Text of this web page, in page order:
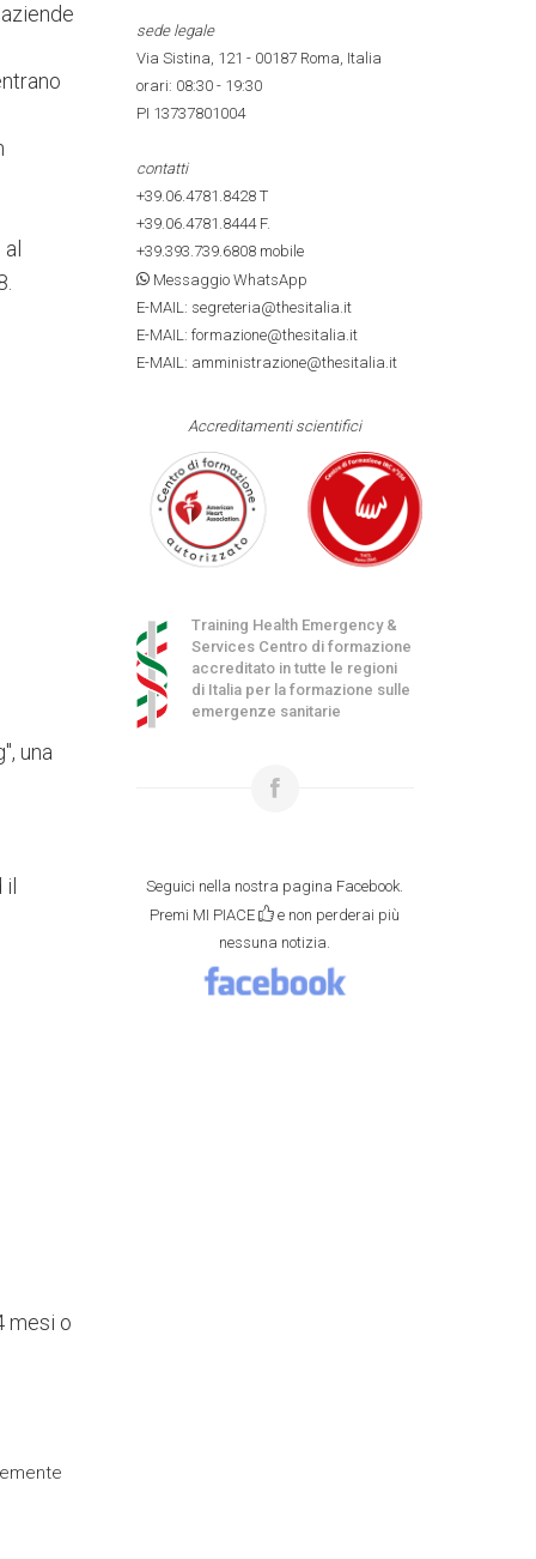
una
mesi o
sede legale
Via Sistina, 121 - 00187 Roma, Italia
orari: 08:30 - 19:30
PI 13737801004
contatti
+39.06.4781.8428T
+39.06.4781.8444F.
+39.393.739.6808mobile
Messaggio WhatsApp
E-MAIL: segreteria@thesitalia.it
E-MAIL: formazione@thesitalia.it
E-MAIL: amministrazione@thesitalia.it
Accreditamenti scientifici
Training Health Emergency &
Services Centro di formazione
accreditato in tutte le regioni
di Italia per la formazione sulle
emergenze sanitarie
Seguici nella nostra pagina Facebook.
Premi MI PIACE
e non perderai più
nessuna notizia.